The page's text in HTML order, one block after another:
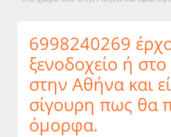
6998240269
ξενοδοχείο ή
στην Αθήνα και
σίγουρη πως θα
όμορφα.